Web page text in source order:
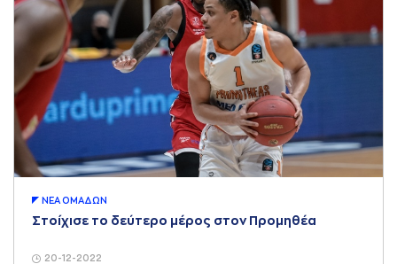
20-12-2022
ΝΕA ΟΜAΔΩΝ
Στοίχισε το δεύτερο μέρος στον Προμηθέα